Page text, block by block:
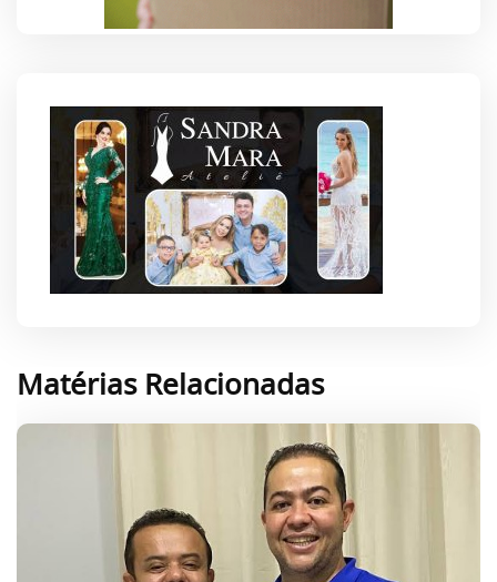
Matérias Relacionadas